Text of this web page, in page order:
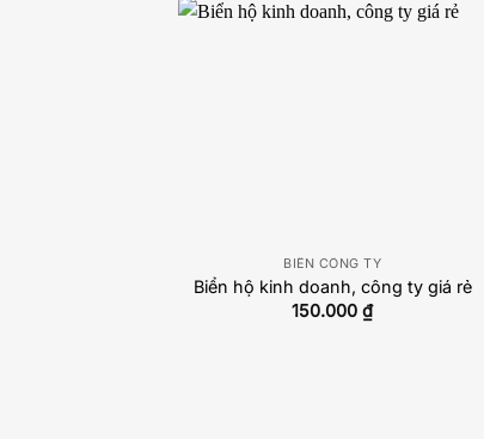
BIỂN CÔNG TY
Biển hộ kinh doanh, công ty giá rẻ
150.000₫